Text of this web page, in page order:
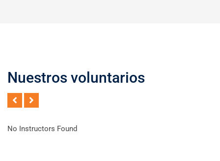
Nuestros voluntarios
No Instructors Found